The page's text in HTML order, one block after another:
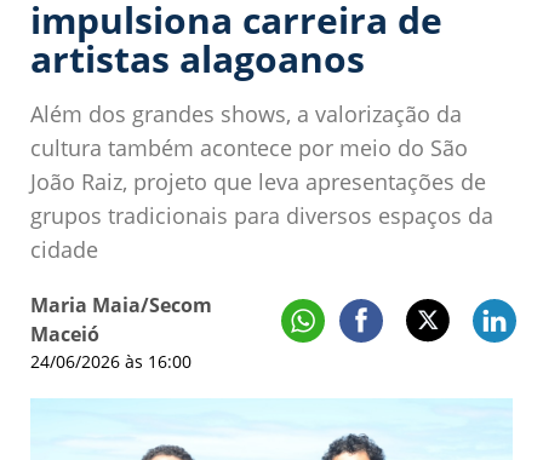
impulsiona carreira de
artistas alagoanos
Além dos grandes shows, a valorização da
cultura também acontece por meio do São
João Raiz, projeto que leva apresentações de
grupos tradicionais para diversos espaços da
cidade
Maria Maia/Secom
Maceió
24/06/2026 às 16:00